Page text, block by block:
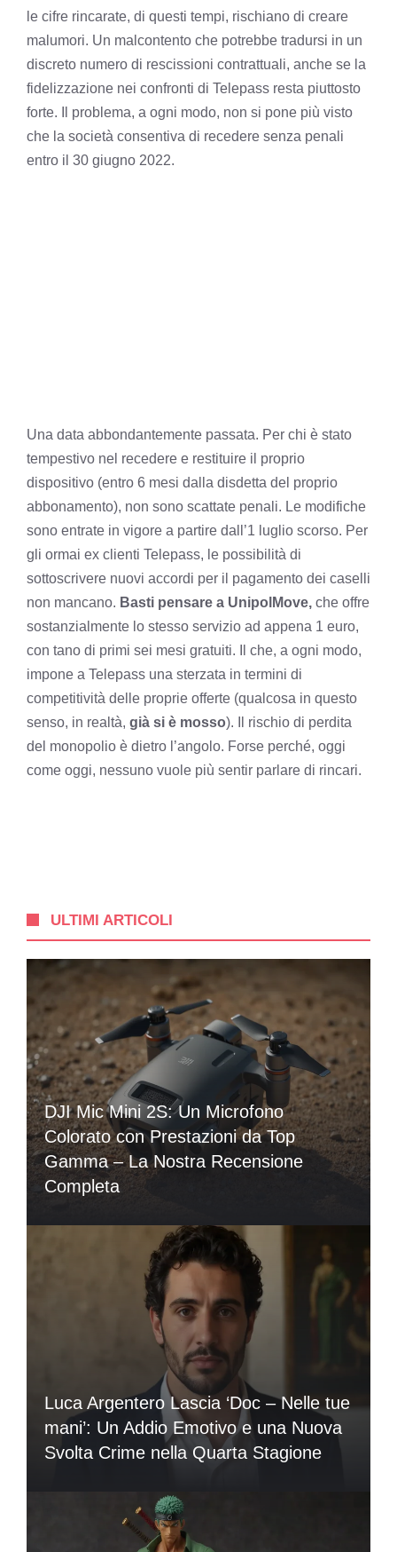
le cifre rincarate, di questi tempi, rischiano di creare
malumori. Un malcontento che potrebbe tradursi in un
discreto numero di rescissioni contrattuali, anche se la
fidelizzazione nei confronti di Telepass resta piuttosto
forte. Il problema, a ogni modo, non si pone più visto
che la società consentiva di recedere senza penali
entro il 30 giugno 2022.
Una data abbondantemente passata. Per chi è stato
tempestivo nel recedere e restituire il proprio
dispositivo (entro 6 mesi dalla disdetta del proprio
abbonamento), non sono scattate penali. Le modifiche
sono entrate in vigore a partire dall’1 luglio scorso. Per
gli ormai ex clienti Telepass, le possibilità di
sottoscrivere nuovi accordi per il pagamento dei caselli
non mancano. Basti pensare a UnipolMove, che offre
sostanzialmente lo stesso servizio ad appena 1 euro,
con tano di primi sei mesi gratuiti. Il che, a ogni modo,
impone a Telepass una sterzata in termini di
competitività delle proprie offerte (qualcosa in questo
senso, in realtà, già si è mosso). Il rischio di perdita
del monopolio è dietro l’angolo. Forse perché, oggi
come oggi, nessuno vuole più sentir parlare di rincari.
ULTIMI ARTICOLI
DJI Mic Mini 2S: Un Microfono
Colorato con Prestazioni da Top
Gamma – La Nostra Recensione
Completa
Luca Argentero Lascia ‘Doc – Nelle tue
mani’: Un Addio Emotivo e una Nuova
Svolta Crime nella Quarta Stagione